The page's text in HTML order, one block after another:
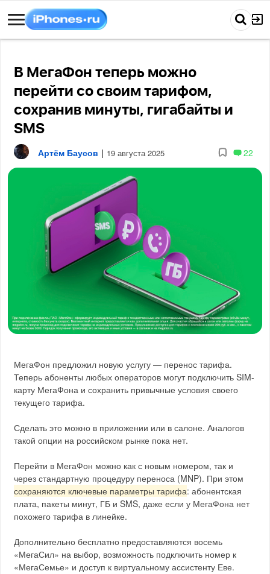
В МегаФон теперь можно
перейти со своим тарифом,
сохранив минуты, гигабайты и
SMS
Артём Баусов | 19 августа 2025 22
МегаФон предложил новую услугу — перенос тарифа.
Теперь абоненты любых операторов могут подключить SIM-
карту МегаФона и сохранить привычные условия своего
текущего тарифа.
Сделать это можно в приложении или в салоне. Аналогов
такой опции на российском рынке пока нет.
Перейти в МегаФон можно как с новым номером, так и
через стандартную процедуру переноса (MNP). При этом
сохраняются ключевые параметры тарифа: абонентская
плата, пакеты минут, ГБ и SMS, даже если у МегаФона нет
похожего тарифа в линейке.
Дополнительно бесплатно предоставляются восемь
«МегаСил» на выбор, возможность подключить номер к
«МегаСемье» и доступ к виртуальному ассистенту Еве.